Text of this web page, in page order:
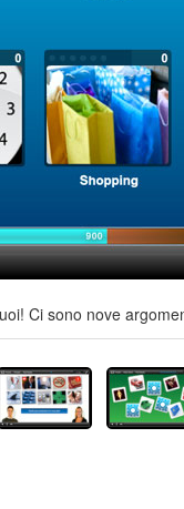
Ci sono nove